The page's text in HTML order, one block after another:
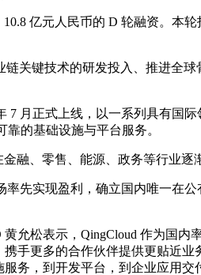
亿元人民币的 D 轮融资。本
关键技术的研发投入、推进全
7 月正式上线，以一系列具有国
靠的基础设施与平台服务。
金融、零售、能源、政务等行业
率先实现盈利，确立国内唯一在
黄允松表示，QingCloud 作为国
手更多的合作伙伴提供更贴近
务，到开发平台，到企业应用